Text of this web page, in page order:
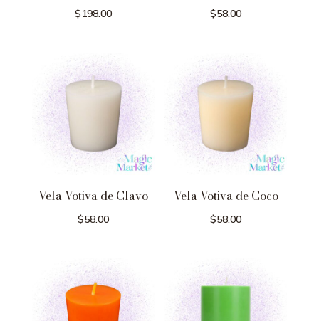
$198.00 $58.00
Vela Votiva de Clavo
$58.00
Vela Votiva de Coco
$58.00